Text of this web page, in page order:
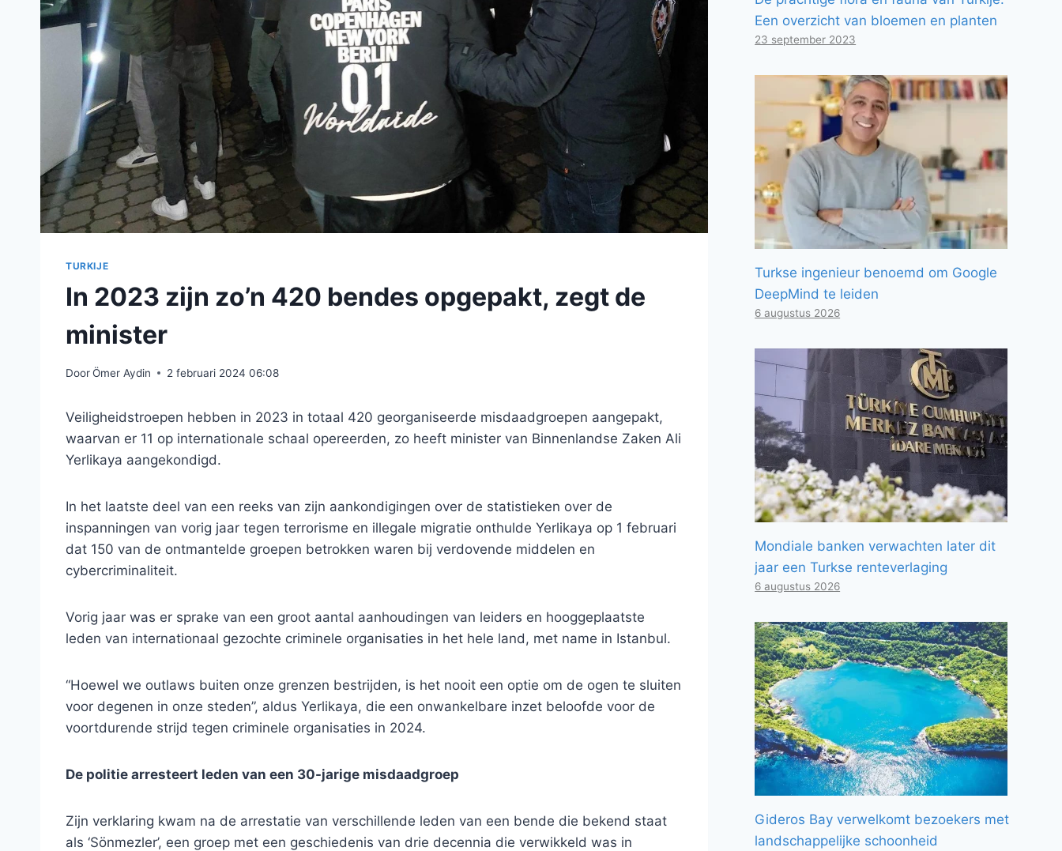
TURKIJE
In 2023 zijn zo’n 420 bendes opgepakt, zegt de
minister
DoorÖmer Aydin 2 februari 2024 06:08
Veiligheidstroepen hebben in 2023 in totaal 420 georganiseerde misdaadgroepen aangepakt,
waarvan er 11 op internationale schaal opereerden, zo heeft minister van Binnenlandse Zaken Ali
Yerlikaya aangekondigd.
In het laatste deel van een reeks van zijn aankondigingen over de statistieken over de
inspanningen van vorig jaar tegen terrorisme en illegale migratie onthulde Yerlikaya op 1 februari
dat 150 van de ontmantelde groepen betrokken waren bij verdovende middelen en
cybercriminaliteit.
Vorig jaar was er sprake van een groot aantal aanhoudingen van leiders en hooggeplaatste
leden van internationaal gezochte criminele organisaties in het hele land, met name in Istanbul.
“Hoewel we outlaws buiten onze grenzen bestrijden, is het nooit een optie om de ogen te sluiten
voor degenen in onze steden”, aldus Yerlikaya, die een onwankelbare inzet beloofde voor de
voortdurende strijd tegen criminele organisaties in 2024.
De politie arresteert leden van een 30-jarige misdaadgroep
Zijn verklaring kwam na de arrestatie van verschillende leden van een bende die bekend staat
als ‘Sönmezler’, een groep met een geschiedenis van drie decennia die verwikkeld was in
Een overzicht van bloemen en planten
23 september 2023
Turkse ingenieur benoemd om Google
DeepMind te leiden
6 augustus 2026
Mondiale banken verwachten later dit
jaar een Turkse renteverlaging
6 augustus 2026
Gideros Bay verwelkomt bezoekers met
landschappelijke schoonheid